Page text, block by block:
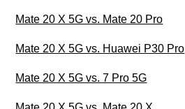
Mate 20 X 5G vs. Mate 20 Pro
Mate 20 X 5G vs. Huawei P30 Pro
Mate 20 X 5G vs. 7 Pro 5G